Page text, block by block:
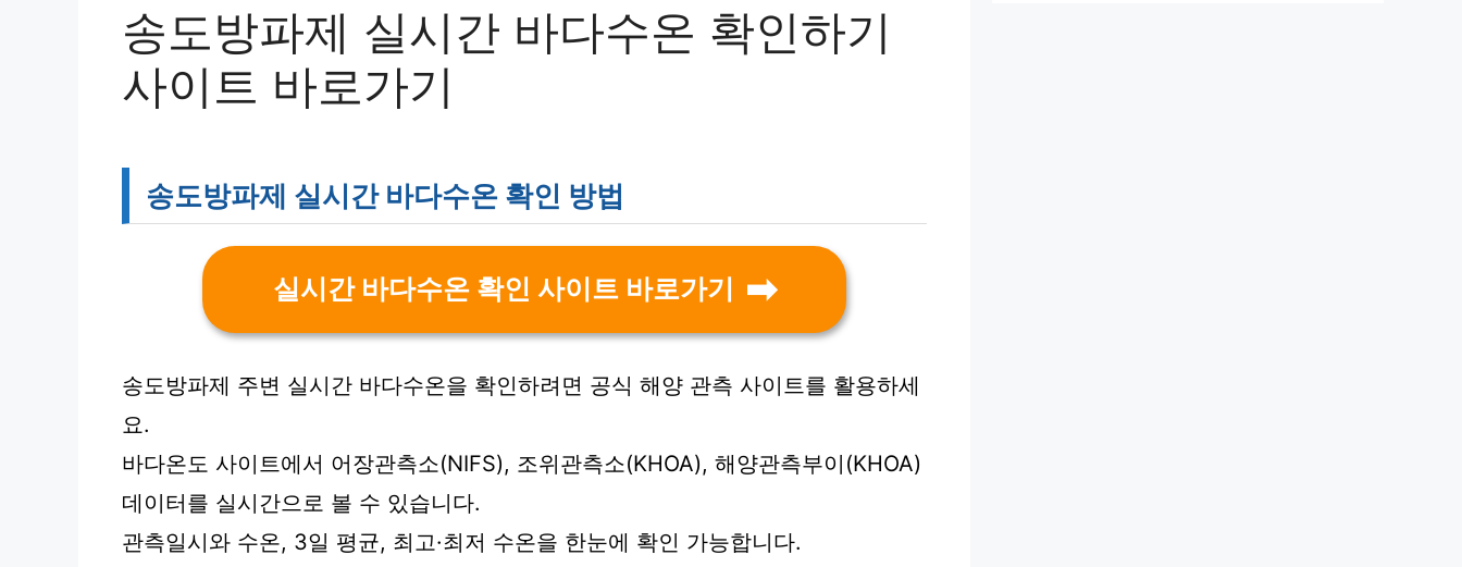
송도방파제 실시간 바다수온 확인하기
사이트 바로가기
송도방파제 실시간 바다수온 확인 방법
실시간 바다수온 확인 사이트 바로가기
송도방파제 주변 실시간 바다수온을 확인하려면 공식 해양 관측 사이트를 활용하세
요.
바다온도 사이트에서 어장관측소(NIFS), 조위관측소(KHOA), 해양관측부이(KHOA)
데이터를 실시간으로 볼 수 있습니다.
관측일시와 수온, 3일 평균, 최고·최저 수온을 한눈에 확인 가능합니다.